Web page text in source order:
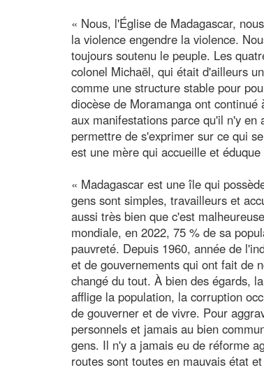
« Nous, l'Église de Madagascar,
la violence engendre la violence.
toujours soutenu le peuple. Les
colonel Michaël, qui était d'ailleurs
comme une structure stable pour
diocèse de Moramanga ont
aux manifestations parce qu'il n'y
permettre de s'exprimer sur ce qui
est une mère qui accueille et
« Madagascar est une île qui
gens sont simples, travailleurs et
aussi très bien que c'est
mondiale, en 2022, 75 % de sa
pauvreté. Depuis 1960, année de
et de gouvernements qui ont fait de
changé du tout. À bien des égards,
afflige la population, la corruption
de gouverner et de vivre. Pour
personnels et jamais au bien
gens. Il n'y a jamais eu de réforme
routes sont toutes en mauvais état